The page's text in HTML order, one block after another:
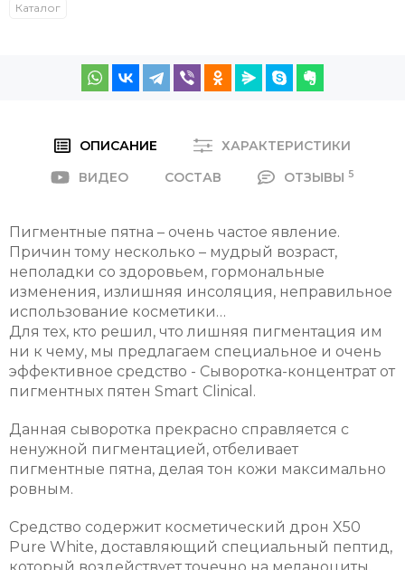
Каталог
ОПИСАНИЕ
ХАРАКТЕРИСТИКИ
ВИДЕО
СОСТАВ ОТЗЫВЫ 5
Пигментные пятна – очень частое явление.
Причин тому несколько – мудрый возраст,
неполадки со здоровьем, гормональные
изменения, излишняя инсоляция, неправильное
использование косметики…
Для тех, кто решил, что лишняя пигментация им
ни к чему, мы предлагаем специальное и очень
эффективное средство - Сыворотка-концентрат от
пигментных пятен Smart Clinical.
Данная сыворотка прекрасно справляется с
ненужной пигментацией, отбеливает
пигментные пятна, делая тон кожи максимально
ровным.
Средство содержит косметический дрон X50
Pure White, доставляющий специальный пептид,